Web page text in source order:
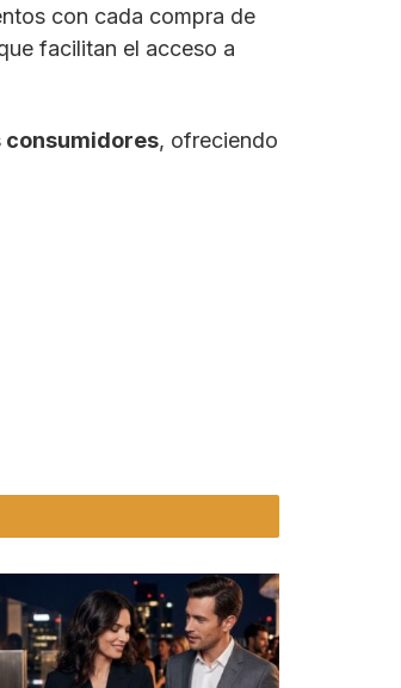
con cada compra de
facilitan el acceso a
consumidores, ofreciendo